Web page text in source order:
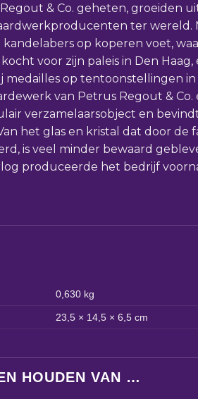
& Co. geheten, groeiden
ter wereld.
op koperen voet,
voor zijn paleis in Den Haag,
op tentoonstellingen
van Petrus Regout & Co.
verzamelaarsobject en
het glas en kristal dat door de
is veel minder bewaard
produceerde het bedrijf
0,630 kg
23,5 × 14,5 × 6,5 cm
HOUDEN VAN …